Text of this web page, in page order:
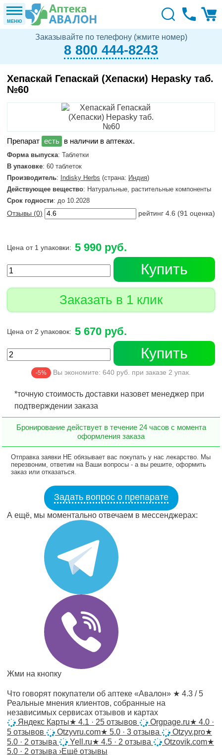
МЕНЮ
Заказывайте по телефону (жмите номер)
8 800 444-8243
Хепаскай Гепаскай (Хепаски) Hepasky таб.
№60
в наличии в аптеках.
Форма выпуска: Таблетки
В упаковке: 60 таблеток
Производитель: Indisky Herbs (страна: Индия)
Действующее вещество: Натуральные, растительные компоненты
Срок годности: до 10.2028
Отзывы (0) рейтинг 4.6 (91 оценка)
Цена от 1 упаковки: 5 990 руб.
Купить
Заказать в 1 клик
Цена от 2 упаковок: 5 670 руб.
Купить
-5% Вы экономите: 640 руб. при заказе 2 упак.
*точную стоимость доставки назовет менеджер при
подтверждении заказа
Бронирование действует в течение 24 часов с момента
оформления заказа
Отправка заявки НЕ обязывает вас покупать у нас лекарство. Мы
перезвоним, ответим на Ваши вопросы - а вы решите, оформить
заказ или отказаться.
Задать вопрос о препарате
А ещё, мы моментально отвечаем в мессенджерах:
Жми на кнопку
Что говорят покупатели об аптеке «Авалон» ★ 4.3 / 5
Реальные мнения клиентов, собранные на
независимых сервисах отзывов и картах
Яндекс Карты★ 4.1 · 25 отзывов Orgpage.ru★ 4.0 ·
5 отзывов
Otzyvru.com★ 5.0 · 3 отзыва Otzyv.pro★
5.0 · 2 отзыва
Yell.ru★ 4.5 · 2 отзыва Otzovik.com★
5.0 · 2 отзыва ›Ещё отзывы